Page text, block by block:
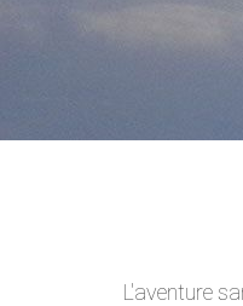
L'aventure